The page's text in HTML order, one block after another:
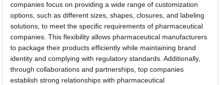
companies focus on providing a wide range of customization
options, such as different sizes, shapes, closures, and labeling
solutions, to meet the specific requirements of pharmaceutical
companies. This flexibility allows pharmaceutical manufacturers
to package their products efficiently while maintaining brand
identity and complying with regulatory standards. Additionally,
through collaborations and partnerships, top companies
establish strong relationships with pharmaceutical